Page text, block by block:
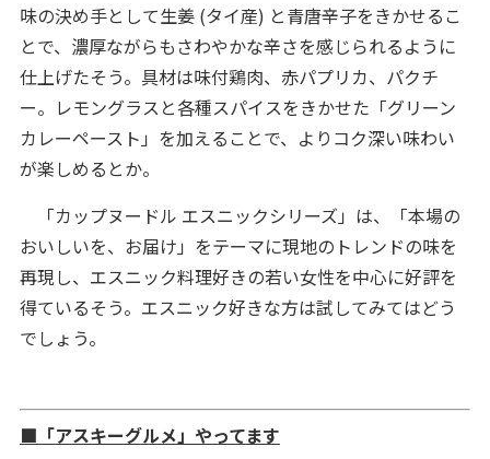
味の決め手として生姜 (タイ産) と青唐辛子をきかせるこ
とで、濃厚ながらもさわやかな辛さを感じられるように
仕上げたそう。具材は味付鶏肉、赤パプリカ、パクチ
ー。レモングラスと各種スパイスをきかせた「グリーン
カレーペースト」を加えることで、よりコク深い味わい
が楽しめるとか。
「カップヌードル エスニックシリーズ」は、「本場の
おいしいを、お届け」をテーマに現地のトレンドの味を
再現し、エスニック料理好きの若い女性を中心に好評を
得ているそう。エスニック好きな方は試してみてはどう
でしょう。
■「アスキーグルメ」やってます